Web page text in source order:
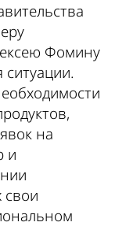
Фомину
на
и
свои